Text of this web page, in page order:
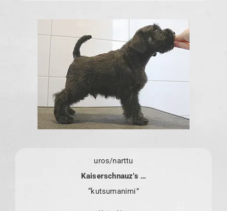
uros/narttu
Kaiserschnauz’s …
“kutsumanimi”